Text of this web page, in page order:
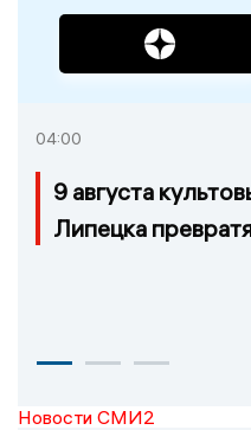
04:00
9 августа
Липецка
Новости СМИ2